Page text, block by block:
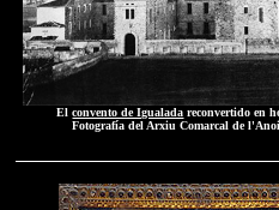
Elconvento de Igualada reconvertido en
Fotografía del Arxiu Comarcal de